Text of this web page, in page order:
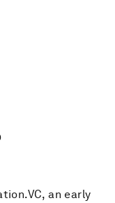
an early